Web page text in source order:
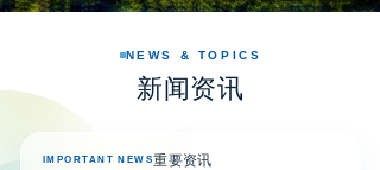
NEWS & TOPICS
新闻资讯
IMPORTANT NEWS重要资讯